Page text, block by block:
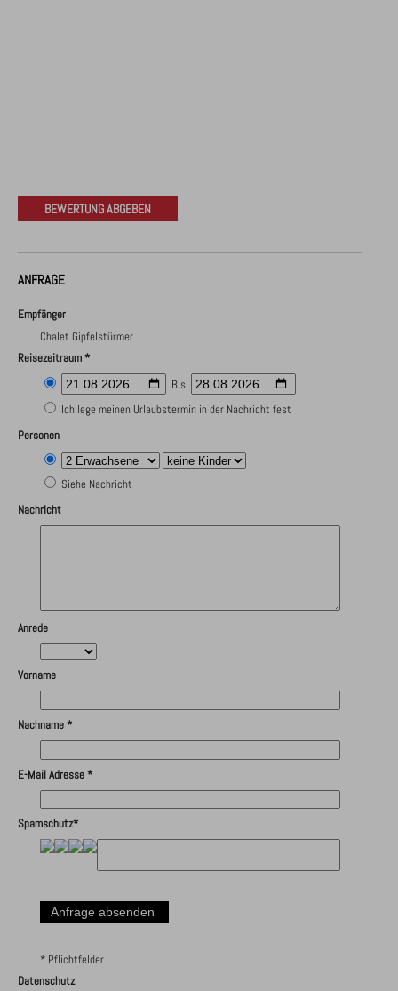
BEWERTUNG ABGEBEN
ANFRAGE
Empfänger
Chalet Gipfelstürmer
Reisezeitraum *
Bis
Ich lege meinen Urlaubstermin in der Nachricht fest
Personen
Siehe Nachricht
Nachricht
Anrede
Vorname
Nachname *
E-Mail Adresse *
Spamschutz*
* Pflichtfelder
Datenschutz